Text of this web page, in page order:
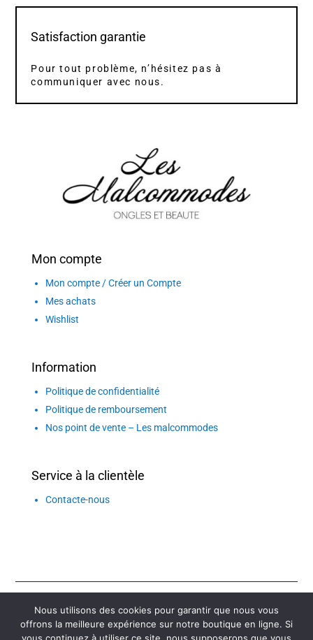
Satisfaction garantie
Pour tout problème, n’hésitez pas à
communiquer avec nous.
Mon compte
Mon compte / Créer un Compte
Mes achats
Wishlist
Information
Politique de confidentialité
Politique de remboursement
Nos point de vente – Les malcommodes
Service à la clientèle
Contacte-nous
© Copyright 2026. Tous droits réservés | création
Novasites
Nous utilisons des cookies pour garantir que nous vous
offrons la meilleure expérience sur notre boutique en ligne. Si